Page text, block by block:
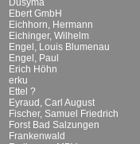
Dusyma
Ebert GmbH
Eichhorn, Hermann
Eichinger, Wilhelm
Engel, Louis Blumenau
Engel, Paul
Erich Höhn
erku
Ettel ?
Eyraud, Carl August
Fischer, Samuel Friedrich
Forst Bad Salzungen
Frankenwald